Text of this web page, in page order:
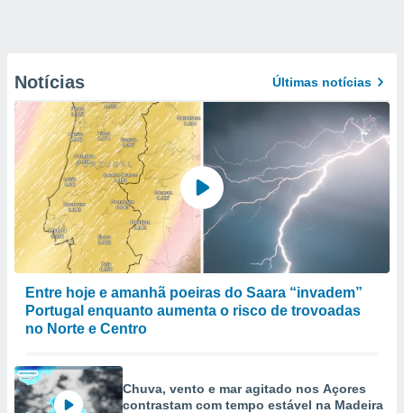
Notícias Últimas notícias
Entre hoje e amanhã poeiras do Saara “invadem”
Portugal enquanto aumenta o risco de trovoadas
no Norte e Centro
Chuva, vento e mar agitado nos Açores
contrastam com tempo estável na Madeira